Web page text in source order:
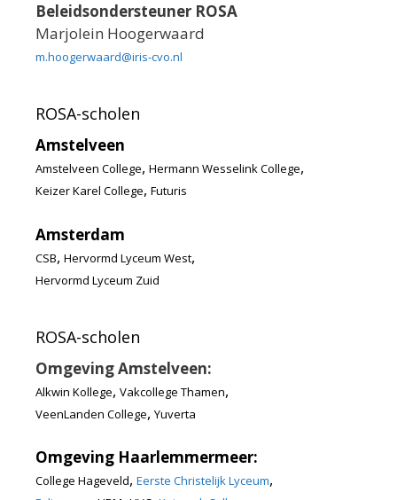
Beleidsondersteuner ROSA
Marjolein Hoogerwaard
m.hoogerwaard@iris-cvo.nl
ROSA-scholen
Amstelveen
Amstelveen College, Hermann Wesselink College,
Keizer Karel College, Futuris
Amsterdam
CSB, Hervormd Lyceum West,
Hervormd Lyceum Zuid
ROSA-scholen
Omgeving Amstelveen:
Alkwin Kollege, Vakcollege Thamen,
VeenLanden College, Yuverta
Omgeving Haarlemmermeer:
College Hageveld, Eerste Christelijk Lyceum,